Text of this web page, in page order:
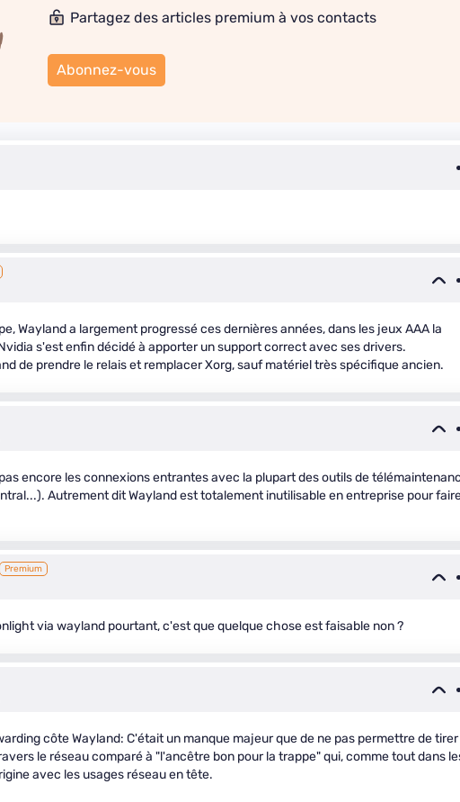
Partagez des articles premium à vos contacts
Abonnez-vous
Wayland a largement progressé ces dernières années, dans les jeux AAA la
s'est enfin décidé à apporter un support correct avec ses drivers.
de prendre le relais et remplacer Xorg, sauf matériel très spécifique ancien.
encore les connexions entrantes avec la plupart des outils de
Autrement dit Wayland est totalement inutilisable en entreprise pour
Premium
via wayland pourtant, c'est que quelque chose est faisable non ?
côte Wayland: C'était un manque majeur que de ne pas permettre de tirer
le réseau comparé à "l'ancêtre bon pour la trappe" qui, comme tout dans
avec les usages réseau en tête.